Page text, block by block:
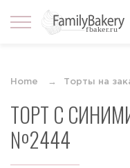
Home Торты на
ТОРТ С
№2444